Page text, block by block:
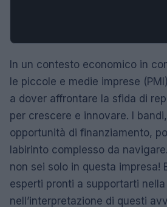
In un contesto economico in
le piccole e medie imprese
a dover affrontare la sfida di
per crescere e innovare. I
opportunità di finanziamento,
labirinto complesso da
non sei solo in questa impresa!
esperti pronti a supportarti
nell’interpretazione di questi